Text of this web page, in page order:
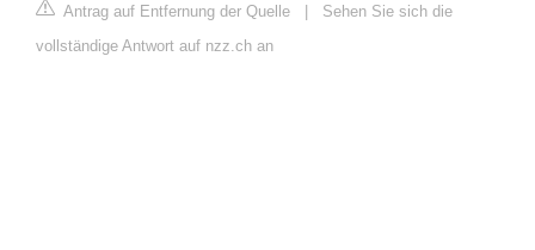
Antrag auf Entfernung der Quelle | Sehen Sie sich die
vollständige Antwort auf nzz.ch an